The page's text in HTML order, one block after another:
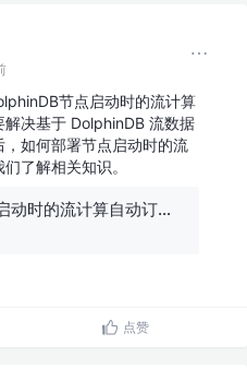
节点启动时的流计算
决基于 DolphinDB 流数据
如何部署节点启动时的流
了解相关知识。
DolphinDB节点启动时的流计算自动订阅教程
点赞